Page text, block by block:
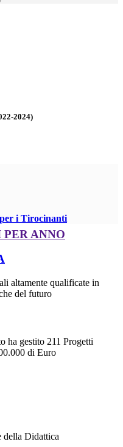
2024)
i Tirocinanti
ANNO
altamente qualificate in
del futuro
ha gestito 211 Progetti
di Euro
della Didattica